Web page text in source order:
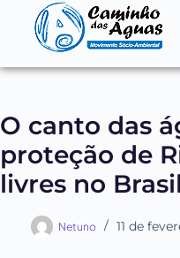
O canto das
proteção de
livres no Brasil
Netuno 11 de